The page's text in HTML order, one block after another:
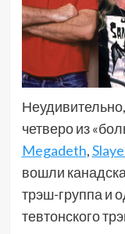
четверо из
Megadeth,
вошли
трэш-группа и
тевтонского